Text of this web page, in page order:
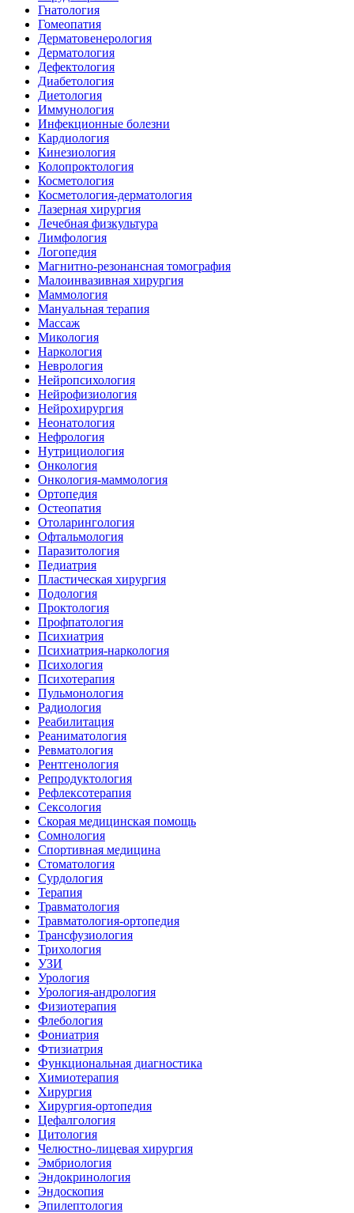
Гнатология
Гомеопатия
Дерматовенерология
Дерматология
Дефектология
Диабетология
Диетология
Иммунология
Инфекционные болезни
Кардиология
Кинезиология
Колопроктология
Косметология
Косметология-дерматология
Лазерная хирургия
Лечебная физкультура
Лимфология
Логопедия
Магнитно-резонансная томография
Малоинвазивная хирургия
Маммология
Мануальная терапия
Массаж
Микология
Наркология
Неврология
Нейропсихология
Нейрофизиология
Нейрохирургия
Неонатология
Нефрология
Нутрициология
Онкология
Онкология-маммология
Ортопедия
Остеопатия
Отоларингология
Офтальмология
Паразитология
Педиатрия
Пластическая хирургия
Подология
Проктология
Профпатология
Психиатрия
Психиатрия-наркология
Психология
Психотерапия
Пульмонология
Радиология
Реабилитация
Реаниматология
Ревматология
Рентгенология
Репродуктология
Рефлексотерапия
Сексология
Скорая медицинская помощь
Сомнология
Спортивная медицина
Стоматология
Сурдология
Терапия
Травматология
Травматология-ортопедия
Трансфузиология
Трихология
УЗИ
Урология
Урология-андрология
Физиотерапия
Флебология
Фониатрия
Фтизиатрия
Функциональная диагностика
Химиотерапия
Хирургия
Хирургия-ортопедия
Цефалгология
Цитология
Челюстно-лицевая хирургия
Эмбриология
Эндокринология
Эндоскопия
Эпилептология